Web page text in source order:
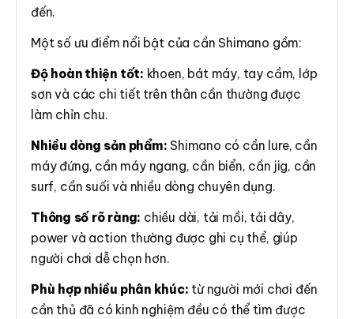
đến.
Một số ưu điểm nổi bật của cần Shimano gồm:
Độ hoàn thiện tốt: khoen, bát máy, tay cầm, lớp
sơn và các chi tiết trên thân cần thường được
làm chỉn chu.
Nhiều dòng sản phẩm: Shimano có cần lure, cần
máy đứng, cần máy ngang, cần biển, cần jig, cần
surf, cần suối và nhiều dòng chuyên dụng.
Thông số rõ ràng: chiều dài, tải mồi, tải dây,
power và action thường được ghi cụ thể, giúp
người chơi dễ chọn hơn.
Phù hợp nhiều phân khúc: từ người mới chơi đến
cần thủ đã có kinh nghiệm đều có thể tìm được